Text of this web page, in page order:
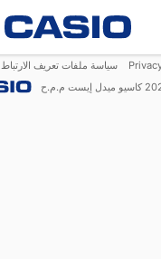
سياسة ملفات تعريف الارتباط
كاسيو ميدل إيست م.م.ح